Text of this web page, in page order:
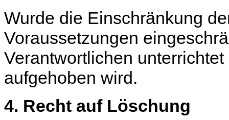
Wurde die Einschränkung
Voraussetzungen
Verantwortlichen
aufgehoben wird.
4. Recht auf Löschung